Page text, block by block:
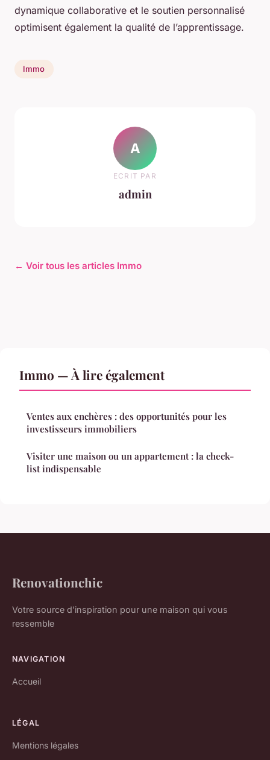
dynamique collaborative et le soutien personnalisé
optimisent également la qualité de l’apprentissage.
Immo
A
ECRIT PAR
admin
← Voir tous les articles Immo
Immo — À lire également
Ventes aux enchères : des opportunités pour les
investisseurs immobiliers
Visiter une maison ou un appartement : la check-
list indispensable
Renovationchic
Votre source d'inspiration pour une maison qui vous
ressemble
NAVIGATION
Accueil
LÉGAL
Mentions légales